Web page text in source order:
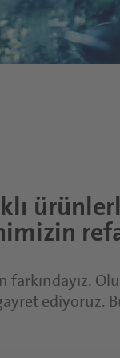
Toz
ediyoruz.